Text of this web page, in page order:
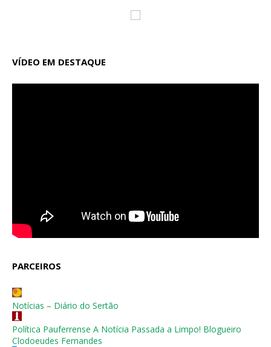
VÍDEO EM DESTAQUE
PARCEIROS
Notícias – Diário do Sertão
Política Pauferrense A Notícia Passada a Limpo! Blogueiro
Clodoeudes Fernandes